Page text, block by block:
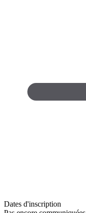
Dates d'inscription